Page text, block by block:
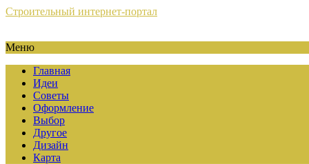
Строительный интернет-портал
Меню
Главная
Идеи
Советы
Оформление
Выбор
Другое
Дизайн
Карта